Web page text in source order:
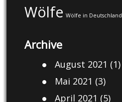
Wölfe Wölfe in Deutschland
Archive
August 2021 (1)
Mai 2021 (3)
April 2021 (5)